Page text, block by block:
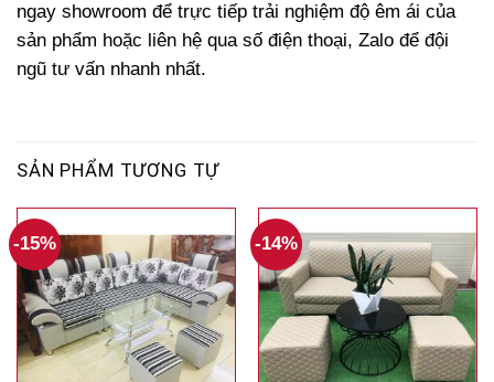
ngay showroom để trực tiếp trải nghiệm độ êm ái của
sản phẩm hoặc liên hệ qua số điện thoại, Zalo để đội
ngũ tư vấn nhanh nhất.
SẢN PHẨM TƯƠNG TỰ
-15% -14%